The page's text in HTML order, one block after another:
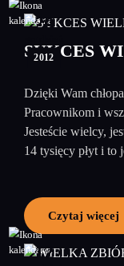
20
2012
SUKCES
Dzięki Wam
Pracownikom i
Jesteście wielcy,
14 tysięcy płyt i to
Czytaj więcej
12